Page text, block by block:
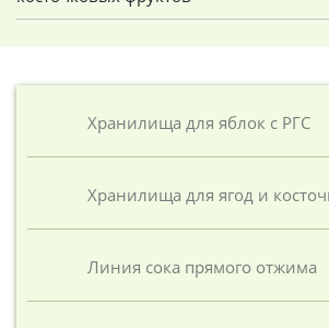
Хранилища для яблок с РГС
Хранилища для ягод и
Линия сока прямого отжима